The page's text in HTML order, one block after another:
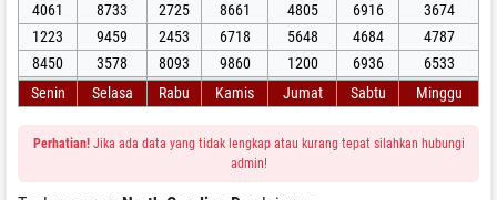
4061
8733 2725 8661 4805 6916
3674
1223
9459 2453 6718 5648 4684
4787
8450
3578 8093 9860 1200 6936
6533
Senin
Selasa Rabu Kamis Jumat Sabtu Minggu
Perhatian!Jika ada data yang tidak lengkap atau kurang tepat silahkan hubungi
admin!